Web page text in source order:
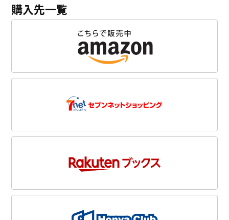
購入先一覧